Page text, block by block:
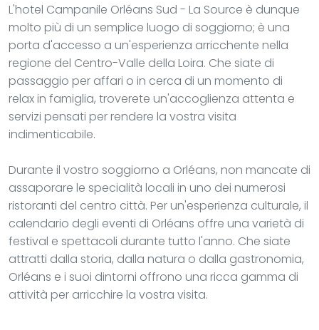
L'hotel Campanile Orléans Sud - La Source è dunque
molto più di un semplice luogo di soggiorno; è una
porta d'accesso a un'esperienza arricchente nella
regione del Centro-Valle della Loira. Che siate di
passaggio per affari o in cerca di un momento di
relax in famiglia, troverete un'accoglienza attenta e
servizi pensati per rendere la vostra visita
indimenticabile.
Durante il vostro soggiorno a Orléans, non mancate di
assaporare le specialità locali in uno dei numerosi
ristoranti del centro città. Per un'esperienza culturale, il
calendario degli eventi di Orléans offre una varietà di
festival e spettacoli durante tutto l'anno. Che siate
attratti dalla storia, dalla natura o dalla gastronomia,
Orléans e i suoi dintorni offrono una ricca gamma di
attività per arricchire la vostra visita.